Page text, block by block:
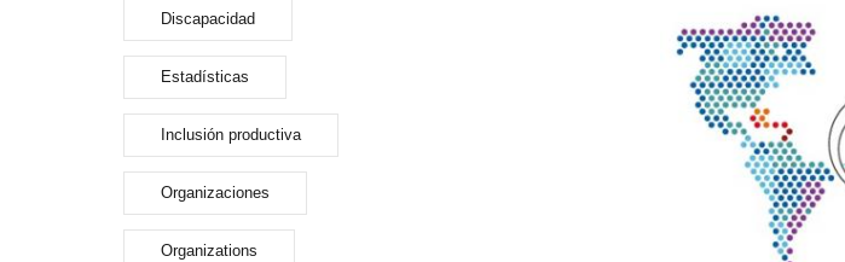
Discapacidad
Estadísticas
Inclusión productiva
Organizaciones
Organizations